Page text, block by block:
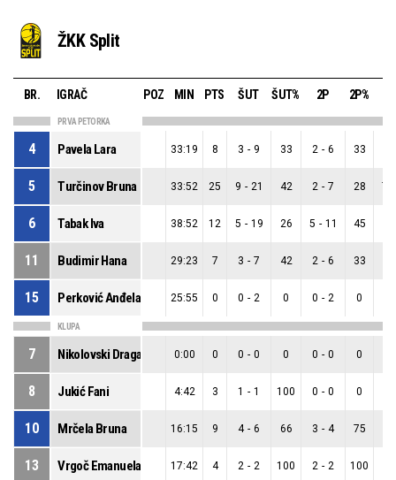
ŽKK Split
BR. IGRAČ POZ MIN PTS ŠUT ŠUT% 2P 2P%
PRVA PETORKA
4 Pavela Lara 33:19 8 3 - 9 33 2 - 6 33
5 Turčinov Bruna 33:52 25 9 - 21 42 2 - 7 28 7
6 Tabak Iva 38:52 12 5 - 19 26 5 - 11 45
11 Budimir Hana 29:23 7 3 - 7 42 2 - 6 33
15 Perković Anđela 25:55 0 0 - 2 0 0 - 2 0
KLUPA
7 0:00 0 0 - 0 0 0 - 0 0
8 Jukić Fani 4:42 3 1 - 1 100 0 - 0 0
10 Mrčela Bruna 16:15 9 4 - 6 66 3 - 4 75
13 Vrgoč Emanuela 17:42 4 2 - 2 100 2 - 2 100